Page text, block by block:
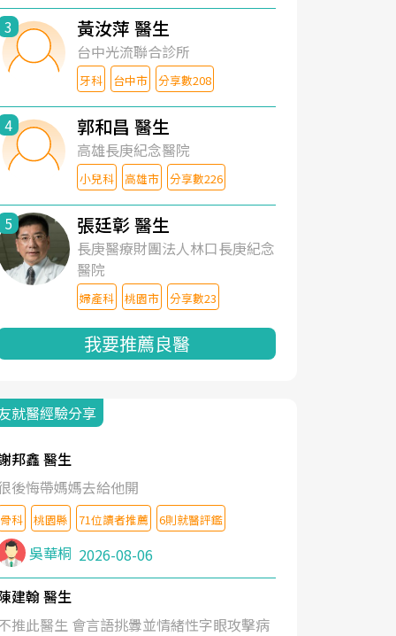
3 黃汝萍 醫生
台中光流聯合診所
牙科 台中市 分享數208
4 郭和昌 醫生
高雄長庚紀念醫院
小兒科 高雄市 分享數226
5 張廷彰 醫生
長庚醫療財團法人林口長庚紀念
醫院
婦產科 桃園市 分享數23
我要推薦良醫
就醫經驗分享
邦鑫 醫生
後悔帶媽媽去給他開
骨科 桃園縣 71位讀者推薦 6則就醫評鑑
吳華桐 2026-08-06
建翰 醫生
推此醫生 會言語挑釁並情緒性字眼攻擊病